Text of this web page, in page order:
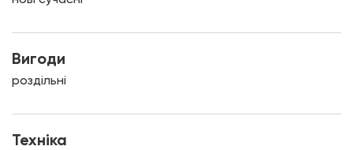
Вигоди
роздільні
Техніка